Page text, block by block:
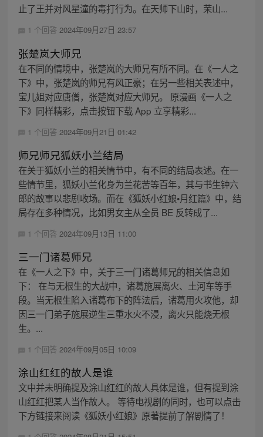
止了王并对风星潼的毒打行为。在天师下山时，荣山...
1 个回答 2024年09月27日 23:57
张楚岚大师兄
在不同的情境中，张楚岚的大师兄有所不同。在《一人之
下》中，张楚岚的师兄有风正豪；在另一些相关表述中，
宝儿姐对应唐僧，张楚岚对应大师兄。 原漫画《一人之
下》同样精彩，点击按钮下载 App 立享精彩...
1 个回答 2024年09月21日 01:42
师兄师兄狐妖小兰结局
在关于狐妖小兰的相关情节中，有不同的结局表述。在一
些情节里，狐妖小兰化身为兰花苦等百年，其与书生钟六
郎的故事以悲剧收场。而在《狐妖小红娘•月红篇》中，结
局存在多种情况，比如男女主从全员 BE 反转成了...
1 个回答 2024年09月13日 11:00
三一门诸葛师兄
在《一人之下》中，关于三一门诸葛师兄的相关信息如
下： 在与无根生的大战中，诸葛施展离火、土河车等手
段。当无根生陷入诸葛布下的阵法后，诸葛用火攻他，却
因三一门弟子施展逆生三重水火不浸，离火只能烧无根
生。...
1 个回答 2024年09月05日 10:09
涂山红红的故人是谁
文中并未明确提及涂山红红的故人具体是谁，但有提到涂
山红红把某人当作故人。 等待电视剧的同时，也可以点击
下方链接来阅读《狐妖小红娘》原著提前了解剧情了！